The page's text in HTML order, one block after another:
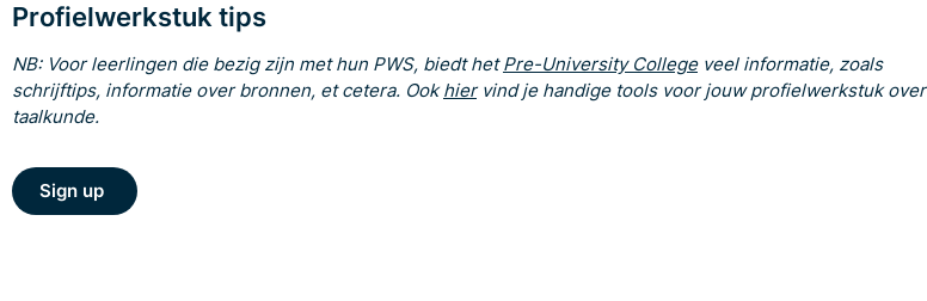
Profielwerkstuk tips
NB: Voor leerlingen die bezig zijn met hun PWS, biedt hetPre-University Collegeveel informatie, zoals
schrijftips, informatie over bronnen, et cetera. Ookhiervind je handige tools voor jouw profielwerkstuk over
taalkunde.
Sign up